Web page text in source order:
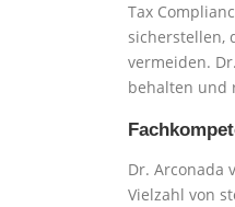
Tax
sicherstellen,
vermeiden.
behalten und
Dr. Arconada
Vielzahl von